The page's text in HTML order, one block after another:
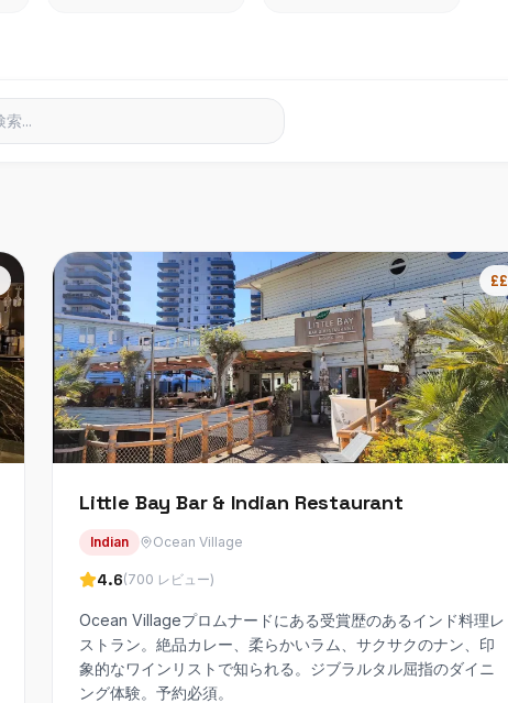
££
Little Bay Bar & Indian Restaurant
Indian Ocean Village
4.6(700 レビュー)
Ocean Villageプロムナードにある受賞歴のあるインド料理レ
ストラン。絶品カレー、柔らかいラム、サクサクのナン、印
象的なワインリストで知られる。ジブラルタル屈指のダイニ
ング体験。予約必須。